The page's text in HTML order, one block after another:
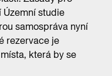
studie
samospráva nyní
rezervace je
která by se